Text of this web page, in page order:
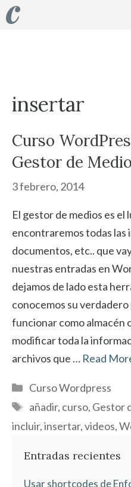
Saltar
al
insertar
Curso
Gestor de
3 febrero, 2014
El gestor de medios es el
encontraremos todas las
documentos, etc.. que
nuestras entradas en
dejamos de lado esta
conocemos su
funcionar como almacén
modificar toda la
archivos que … Read
Categorías
Curso Wordpress
Etiquetas
añadir, curso, Gestor
incluir,insertar,videos,
Entradas recientes
Usar shortcodes de